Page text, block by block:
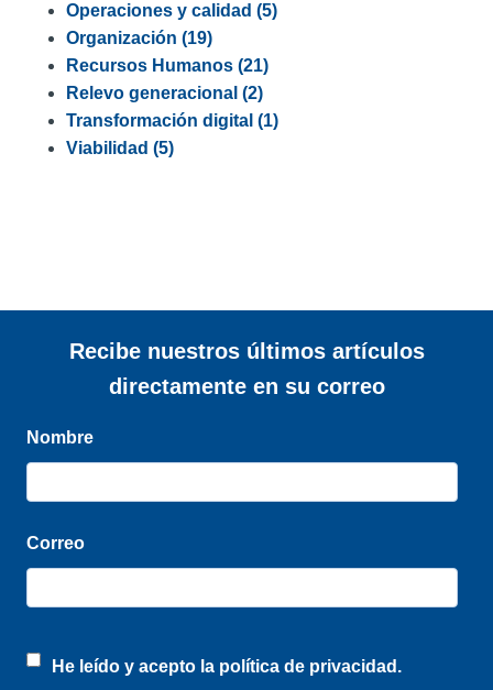
Operaciones y calidad (5)
Organización (19)
Recursos Humanos (21)
Relevo generacional (2)
Transformación digital (1)
Viabilidad (5)
Recibe nuestros últimos artículos
directamente en su correo
Nombre
Correo
He leído y acepto la política de privacidad.